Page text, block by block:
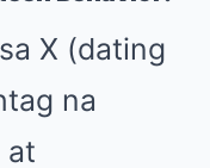
X (dating
na
at